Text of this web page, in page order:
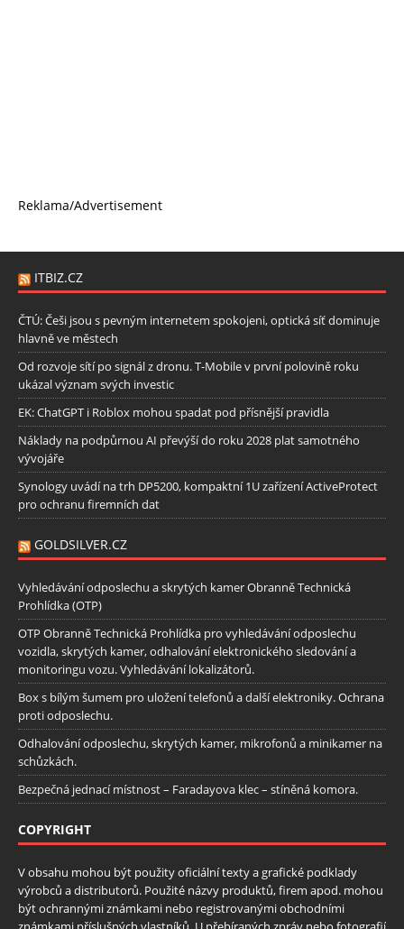
Reklama/Advertisement
ITBIZ.CZ
ČTÚ: Češi jsou s pevným internetem spokojeni, optická síť dominuje
hlavně ve městech
Od rozvoje sítí po signál z dronu. T-Mobile v první polovině roku
ukázal význam svých investic
EK: ChatGPT i Roblox mohou spadat pod přísnější pravidla
Náklady na podpůrnou AI převýší do roku 2028 plat samotného
vývojáře
Synology uvádí na trh DP5200, kompaktní 1U zařízení ActiveProtect
pro ochranu firemních dat
GOLDSILVER.CZ
Vyhledávání odposlechu a skrytých kamer Obranně Technická
Prohlídka (OTP)
OTP Obranně Technická Prohlídka pro vyhledávání odposlechu
vozidla, skrytých kamer, odhalování elektronického sledování a
monitoringu vozu. Vyhledávání lokalizátorů.
Box s bílým šumem pro uložení telefonů a další elektroniky. Ochrana
proti odposlechu.
Odhalování odposlechu, skrytých kamer, mikrofonů a minikamer na
schůzkách.
Bezpečná jednací místnost – Faradayova klec – stíněná komora.
COPYRIGHT
V obsahu mohou být použity oficiální texty a grafické podklady
výrobců a distributorů. Použité názvy produktů, firem apod. mohou
být ochrannými známkami nebo registrovanými obchodními